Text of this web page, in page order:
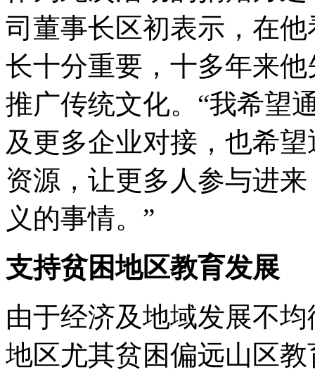
司董事长区初表示，在
长十分重要，十多年来
推广传统文化。“我希望
及更多企业对接，也希
资源，让更多人参与进
义的事情。”
支持贫困地区教育发展
由于经济及地域发展不
地区尤其贫困偏远山区